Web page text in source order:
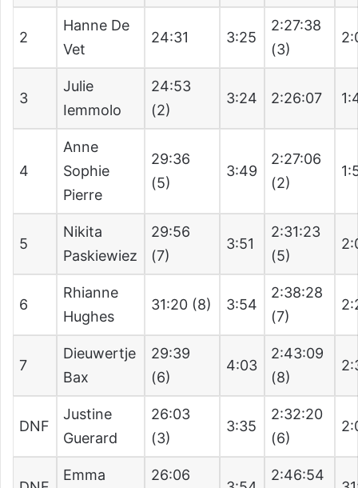
2
Hanne De
Vet
24:31 3:25
2:27:38
(3)
3
Julie
Iemmolo
24:53
(2)
3:24 2:26:07
4
Anne
Sophie
Pierre
29:36
(5)
3:49
2:27:06
(2)
5
Nikita
Paskiewiez
29:56
(7)
3:51
2:31:23
(5)
6
Rhianne
Hughes
31:20 (8) 3:54
2:38:28
(7)
7
Dieuwertje
Bax
29:39
(6)
4:03
2:43:09
(8)
DNF
Justine
Guerard
26:03
(3)
3:35
2:32:20
(6)
Emma
26:06
2:46:54